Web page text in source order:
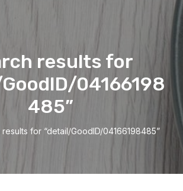
results for
04166198
485”
for “detail/GoodID/04166198485”